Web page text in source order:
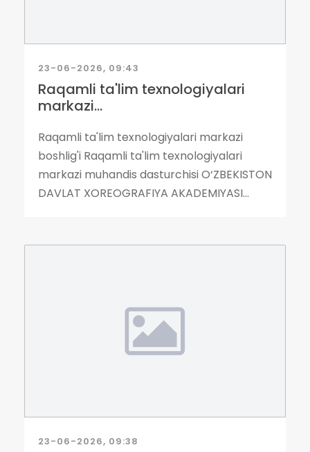
23-06-2026, 09:43
Raqamli ta'lim texnologiyalari
markazi...
Raqamli ta'lim texnologiyalari markazi
boshlig'i Raqamli ta'lim texnologiyalari
markazi muhandis dasturchisi O‘ZBEKISTON
DAVLAT XOREOGRAFIYA AKADEMIYASI...
23-06-2026, 09:38